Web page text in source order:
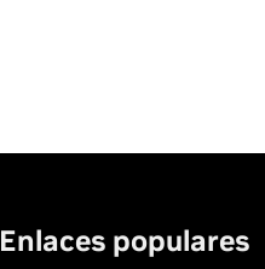
Enlaces populares